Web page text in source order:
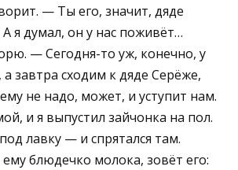
— Ты его, значит, дяде
я думал, он у нас поживёт…
— Сегодня-то уж, конечно, у
а завтра сходим к дяде Серёже,
не надо, может, и уступит нам.
и я выпустил зайчонка на пол.
лавку — и спрятался там.
блюдечко молока, зовёт его: